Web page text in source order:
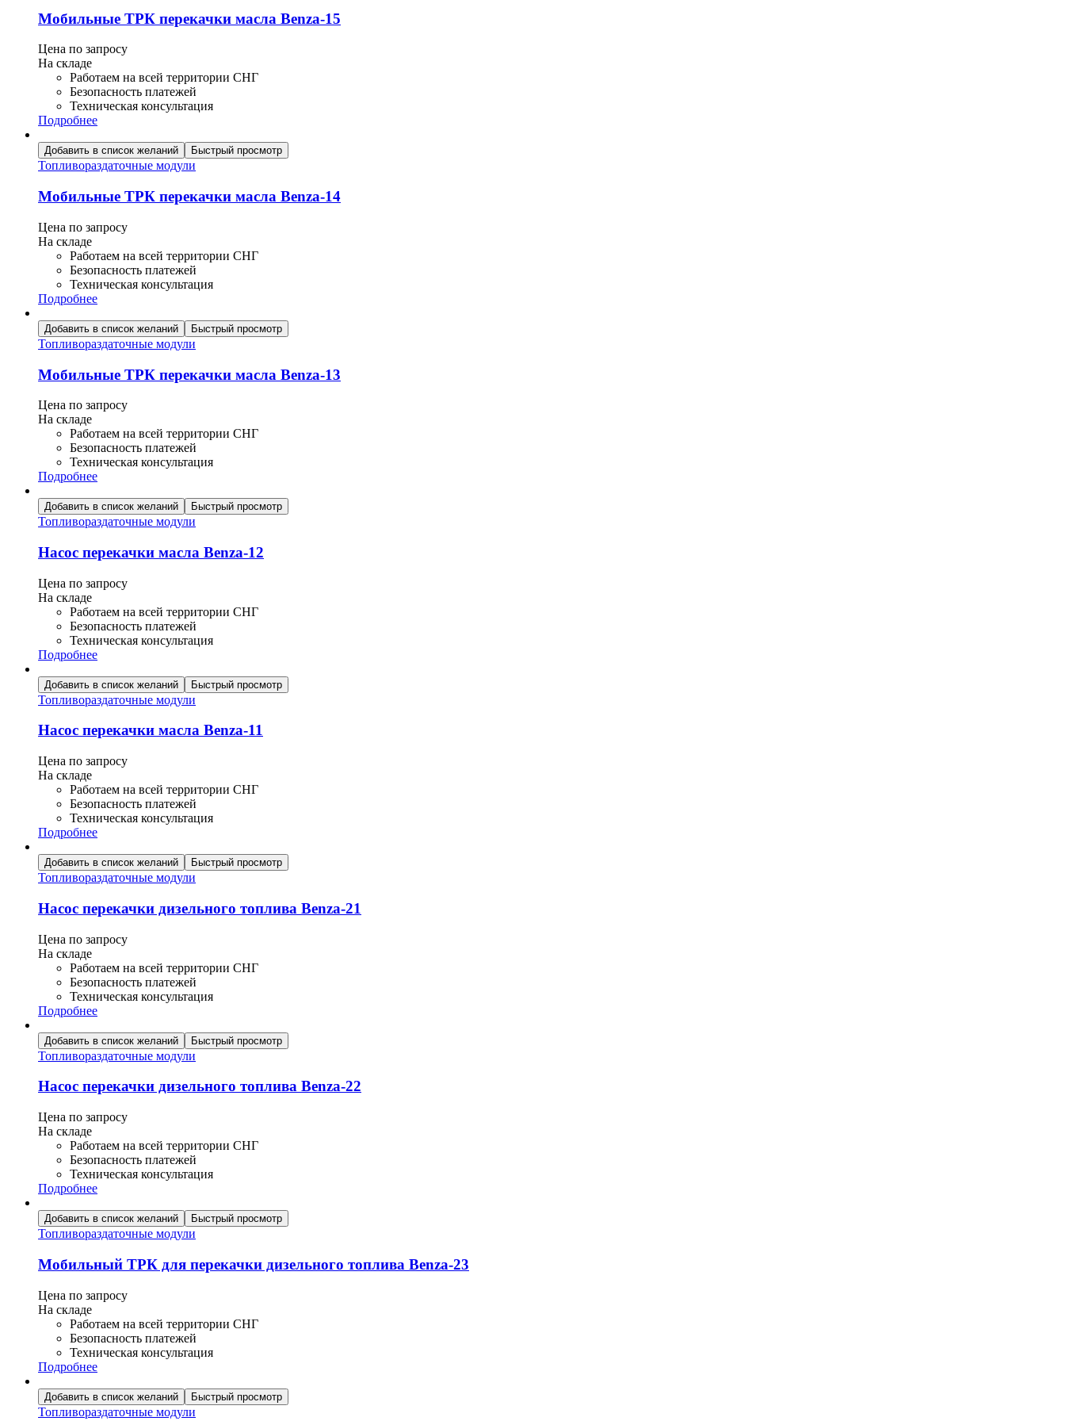
Мобильные ТРК перекачки масла Benza-15
Цена по запросу
На складе
Работаем на всей территории СНГ
Безопасность платежей
Техническая консультация
Подробнее
Добавить в список желаний Быстрый просмотр
Топливораздаточные модули
Мобильные ТРК перекачки масла Benza-14
Цена по запросу
На складе
Работаем на всей территории СНГ
Безопасность платежей
Техническая консультация
Подробнее
Добавить в список желаний Быстрый просмотр
Топливораздаточные модули
Мобильные ТРК перекачки масла Benza-13
Цена по запросу
На складе
Работаем на всей территории СНГ
Безопасность платежей
Техническая консультация
Подробнее
Добавить в список желаний Быстрый просмотр
Топливораздаточные модули
Насос перекачки масла Benza-12
Цена по запросу
На складе
Работаем на всей территории СНГ
Безопасность платежей
Техническая консультация
Подробнее
Добавить в список желаний Быстрый просмотр
Топливораздаточные модули
Насос перекачки масла Benza-11
Цена по запросу
На складе
Работаем на всей территории СНГ
Безопасность платежей
Техническая консультация
Подробнее
Добавить в список желаний Быстрый просмотр
Топливораздаточные модули
Насос перекачки дизельного топлива Benza-21
Цена по запросу
На складе
Работаем на всей территории СНГ
Безопасность платежей
Техническая консультация
Подробнее
Добавить в список желаний Быстрый просмотр
Топливораздаточные модули
Насос перекачки дизельного топлива Benza-22
Цена по запросу
На складе
Работаем на всей территории СНГ
Безопасность платежей
Техническая консультация
Подробнее
Добавить в список желаний Быстрый просмотр
Топливораздаточные модули
Мобильный ТРК для перекачки дизельного топлива Benza-23
Цена по запросу
На складе
Работаем на всей территории СНГ
Безопасность платежей
Техническая консультация
Подробнее
Добавить в список желаний Быстрый просмотр
Топливораздаточные модули